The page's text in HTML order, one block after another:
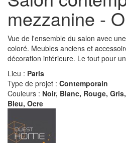
mezzanine -
Vue de l'ensemble du salon avec
coloré. Meubles anciens et
décoration intérieure. Le tout pour
Lieu : Paris
Type de projet : Contemporain
Couleurs : Noir, Blanc, Rouge,
Bleu, Ocre